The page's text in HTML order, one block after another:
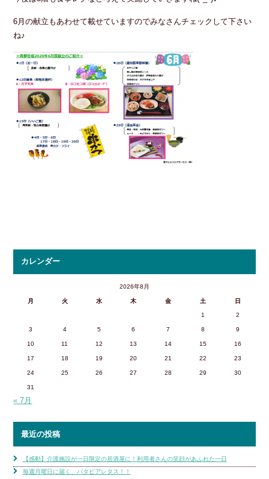
6月の献立もあわせて載せていますのでみなさんチェックして下さい
ね♪
カレンダー
2026年8月
月 火 水 木 金 土 日
1 2
3 4 5 6 7 8 9
10 11 12 13 14 15 16
17 18 19 20 21 22 23
24 25 26 27 28 29 30
31
« 7月
最近の投稿
【感動】介護施設が一日限定の居酒屋に！利用者さんの笑顔があふれた一日
毎週月曜日に届く、バタビアレタス！！